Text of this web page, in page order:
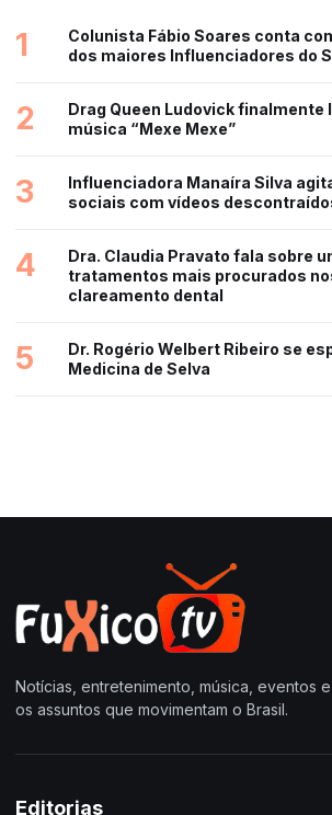
1
Colunista Fábio Soares conta
dos maiores Influenciadores do
2
Drag Queen Ludovick finalmente
música “Mexe Mexe”
3
Influenciadora Manaíra Silva
sociais com vídeos
4
Dra. Claudia Pravato fala sobre
tratamentos mais procurados
clareamento dental
5
Dr. Rogério Welbert Ribeiro se
Medicina de Selva
Notícias, entretenimento, música, eventos e
os assuntos que movimentam o Brasil.
Editorias